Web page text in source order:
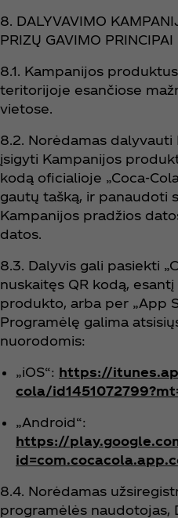
8. DALYVAVIMO
PRIZŲ GAVIMO PRINCIPAI
8.1. Kampanijos
teritorijoje esančiose
vietose.
8.2. Norėdamas
įsigyti Kampanijos
kodą oficialioje
gautų tašką, ir panaudoti
Kampanijos pradžios
datos.
8.3. Dalyvis gali pasiekti
nuskaitęs QR kodą,
produkto, arba per „App
Programėlę galima
nuorodomis:
„iOS“: https://
cola/
„Android“:
https://
8.4. Norėdamas
programėlės naudotojas,